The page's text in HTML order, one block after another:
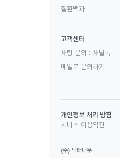
질환백과
고객센터
채팅 문의 : 채널톡
메일로 문의하기
개인정보 처리 방침
서비스 이용약관
(주) 닥터나우